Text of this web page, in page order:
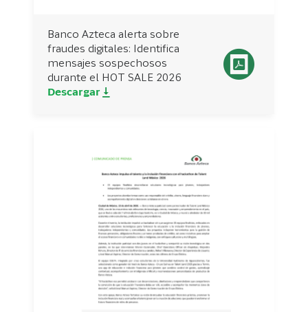
Banco Azteca alerta sobre
fraudes digitales: Identifica
mensajes sospechosos
durante el HOT SALE 2026
Descargar